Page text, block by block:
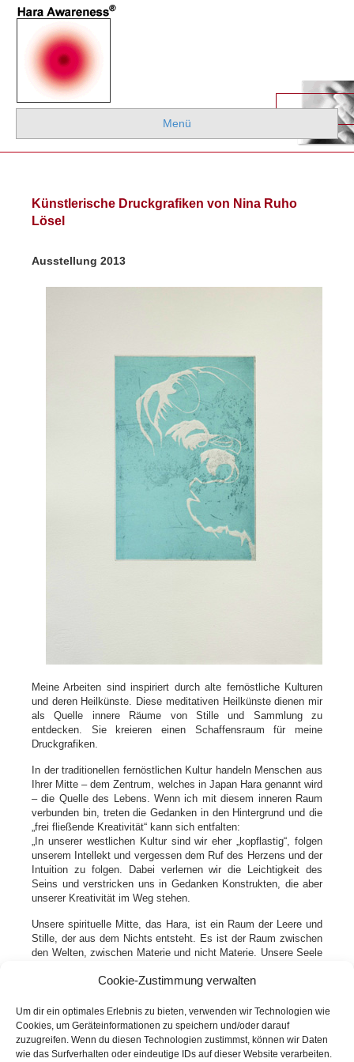
Cookie-Zustimmung verwalten
Um dir ein optimales Erlebnis zu bieten, verwenden wir Technologien wie
Cookies, um Geräteinformationen zu speichern und/oder darauf
zuzugreifen. Wenn du diesen Technologien zustimmst, können wir Daten
wie das Surfverhalten oder eindeutige IDs auf dieser Website verarbeiten.
Menü
Künstlerische Druckgrafiken von Nina Ruho
Lösel
Ausstellung 2013
Meine Arbeiten sind inspiriert durch alte fernöstliche Kulturen
und deren Heilkünste. Diese meditativen Heilkünste dienen mir
als Quelle innere Räume von Stille und Sammlung zu
entdecken. Sie kreieren einen Schaffensraum für meine
Druckgrafiken.
In der traditionellen fernöstlichen Kultur handeln Menschen aus
Ihrer Mitte – dem Zentrum, welches in Japan Hara genannt wird
– die Quelle des Lebens. Wenn ich mit diesem inneren Raum
verbunden bin, treten die Gedanken in den Hintergrund und die
„frei fließende Kreativität“ kann sich entfalten:
„In unserer westlichen Kultur sind wir eher „kopflastig“, folgen
unserem Intellekt und vergessen dem Ruf des Herzens und der
Intuition zu folgen. Dabei verlernen wir die Leichtigkeit des
Seins und verstricken uns in Gedanken Konstrukten, die aber
unserer Kreativität im Weg stehen.
Unsere spirituelle Mitte, das Hara, ist ein Raum der Leere und
Stille, der aus dem Nichts entsteht. Es ist der Raum zwischen
den Welten, zwischen Materie und nicht Materie. Unsere Seele
nimmt Form und Gestalt an. In den Grafiken treffen sich Leere
(Nina Ruho Lösel)
Technik: Radierungen, Strichätzung und Linoldruck